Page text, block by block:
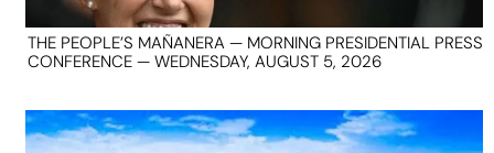
THE PEOPLE’S MAÑANERA — MORNING PRESIDENTIAL PRESS
CONFERENCE — WEDNESDAY, AUGUST 5, 2026